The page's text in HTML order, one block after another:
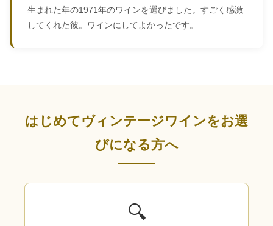
生まれた年の1971年のワインを選びました。すごく感激
してくれた彼。ワインにしてよかったです。
はじめてヴィンテージワインをお選
びになる方へ
🔍